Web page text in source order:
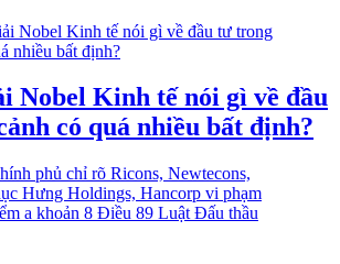
Nobel Kinh tế nói gì về đầu
có quá nhiều bất định?